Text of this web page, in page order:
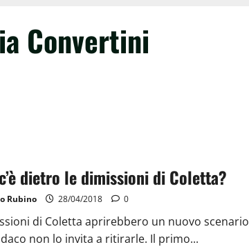
Convertini
dietro le dimissioni di Coletta?
Rubino 28/04/2018 0
di Coletta aprirebbero un nuovo scenario
non lo invita a ritirarle. Il primo...